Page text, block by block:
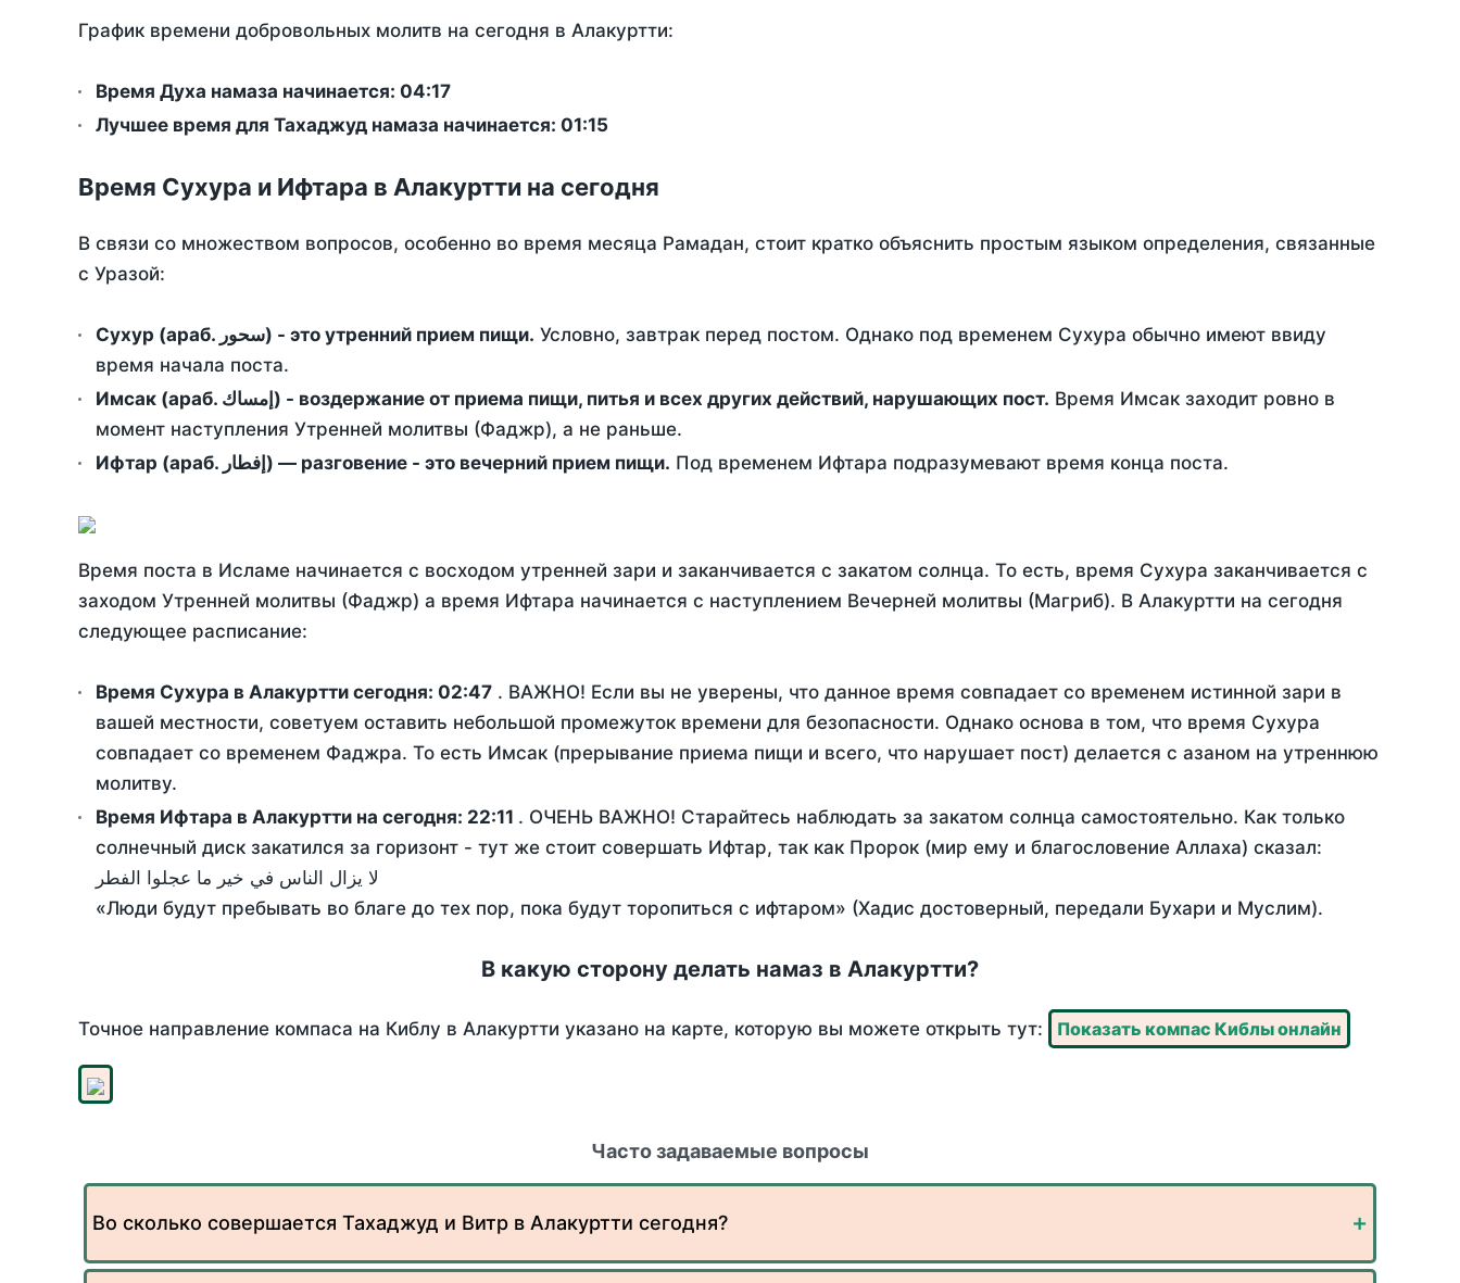
График времени добровольных молитв на сегодня в Алакуртти:
Время Духа намаза начинается: 04:17
Лучшее время для Тахаджуд намаза начинается: 01:15
Время Сухура и Ифтара в Алакуртти на сегодня
В связи со множеством вопросов, особенно во время месяца Рамадан, стоит кратко объяснить простым языком определения, связанные
с Уразой:
Сухур (араб. سحور) - это утренний прием пищи. Условно, завтрак перед постом. Однако под временем Сухура обычно имеют ввиду
время начала поста.
Имсак (араб. إمساك) - воздержание от приема пищи, питья и всех других действий, нарушающих пост. Время Имсак заходит ровно в
момент наступления Утренней молитвы (Фаджр), а не раньше.
Ифтар (араб. إفطار) — разговение - это вечерний прием пищи. Под временем Ифтара подразумевают время конца поста.
Время поста в Исламе начинается с восходом утренней зари и заканчивается с закатом солнца. То есть, время Сухура заканчивается с
заходом Утренней молитвы (Фаджр) а время Ифтара начинается с наступлением Вечерней молитвы (Магриб). В Алакуртти на сегодня
следующее расписание:
Время Сухура в Алакуртти сегодня: 02:47 . ВАЖНО! Если вы не уверены, что данное время совпадает со временем истинной зари в
вашей местности, советуем оставить небольшой промежуток времени для безопасности. Однако основа в том, что время Сухура
совпадает со временем Фаджра. То есть Имсак (прерывание приема пищи и всего, что нарушает пост) делается с азаном на утреннюю
молитву.
Время Ифтара в Алакуртти на сегодня: 22:11 . ОЧЕНЬ ВАЖНО! Старайтесь наблюдать за закатом солнца самостоятельно. Как только
солнечный диск закатился за горизонт - тут же стоит совершать Ифтар, так как Пророк (мир ему и благословение Аллаха) сказал:
لا يزال الناس في خير ما عجلوا الفطر
«Люди будут пребывать во благе до тех пор, пока будут торопиться с ифтаром» (Хадис достоверный, передали Бухари и Муслим).
В какую сторону делать намаз в Алакуртти?
Точное направление компаса на Киблу в Алакуртти указано на карте, которую вы можете открыть тут: Показать компас Киблы онлайн
Часто задаваемые вопросы
Во сколько совершается Тахаджуд и Витр в Алакуртти сегодня?